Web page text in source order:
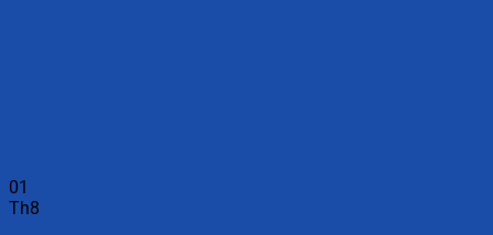
01
Th8